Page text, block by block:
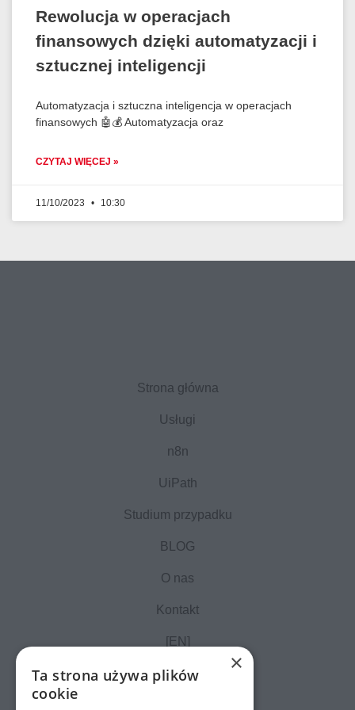
Rewolucja w operacjach
finansowych dzięki automatyzacji i
sztucznej inteligencji
Automatyzacja i sztuczna inteligencja w operacjach
finansowych 🤖💰 Automatyzacja oraz
CZYTAJ WIĘCEJ »
11/10/2023 10:30
Strona główna
Usługi
n8n
UiPath
Studium przypadku
BLOG
O nas
Kontakt
[EN]
×
Ta strona używa plików
cookie